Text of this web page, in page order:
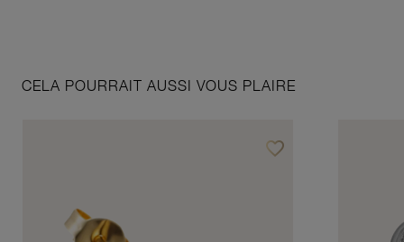
CELA POURRAIT AUSSI VOUS PLAIRE
favorite_borderAjouter à vos favoris